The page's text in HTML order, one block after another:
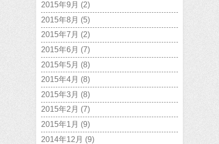
2015年9月 (2)
2015年8月 (5)
2015年7月 (2)
2015年6月 (7)
2015年5月 (8)
2015年4月 (8)
2015年3月 (8)
2015年2月 (7)
2015年1月 (9)
2014年12月 (9)